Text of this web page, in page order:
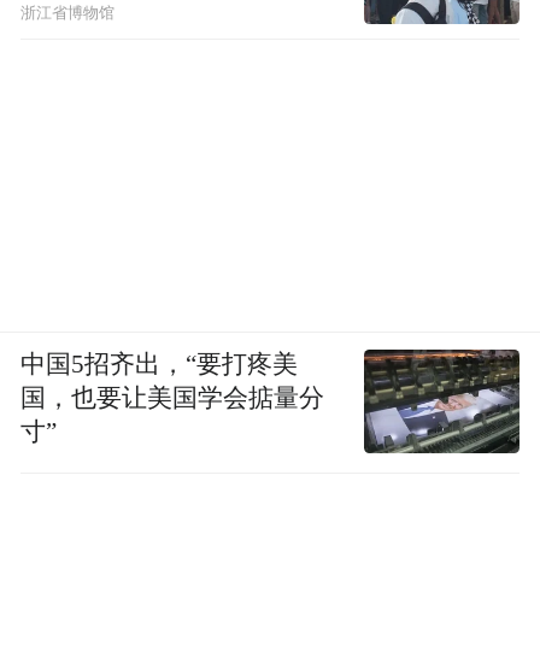
浙江省博物馆
中国5招齐出，“要打疼美
国，也要让美国学会掂量分
寸”